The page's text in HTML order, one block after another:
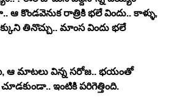
కొండవెనుక రాత్రికి భలే విందు.. కాళ్ళు,
తినొచ్చు.. మాంస విందు భలే
ఆ మాటలు విన్న సరోజ.. భయంతో
ఇంటికి పరిగెత్తింది.